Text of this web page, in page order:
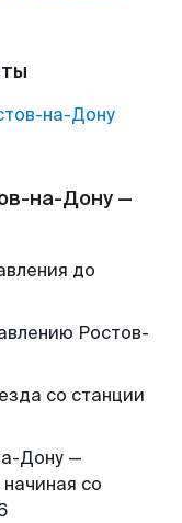
на-Дону
на-Дону —
до
Ростов-
со станции
Дону —
со